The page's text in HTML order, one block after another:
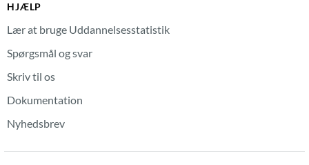
HJÆLP
Lær at bruge Uddannelsesstatistik
Spørgsmål og svar
Skriv til os
Dokumentation
Nyhedsbrev